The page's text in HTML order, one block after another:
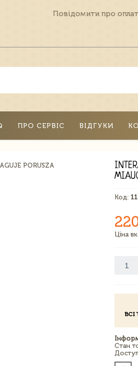
Повідомити про
ПРО СЕРВІС ВІДГУКИ
Код:
Ціна
ВСІ
Стан